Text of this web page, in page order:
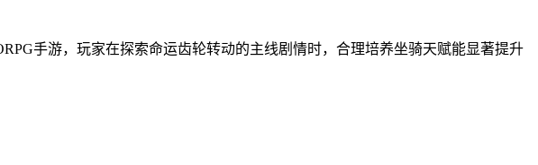
手游，玩家在探索命运齿轮转动的主线剧情时，合理培养坐骑天赋能显著提升